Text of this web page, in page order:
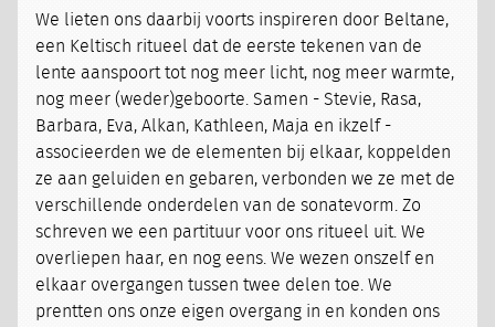
We lieten ons daarbij voorts inspireren door Beltane,
een Keltisch ritueel dat de eerste tekenen van de
lente aanspoort tot nog meer licht, nog meer warmte,
nog meer (weder)geboorte. Samen - Stevie, Rasa,
Barbara, Eva, Alkan, Kathleen, Maja en ikzelf -
associeerden we de elementen bij elkaar, koppelden
ze aan geluiden en gebaren, verbonden we ze met de
verschillende onderdelen van de sonatevorm. Zo
schreven we een partituur voor ons ritueel uit. We
overliepen haar, en nog eens. We wezen onszelf en
elkaar overgangen tussen twee delen toe. We
prentten ons onze eigen overgang in en konden ons